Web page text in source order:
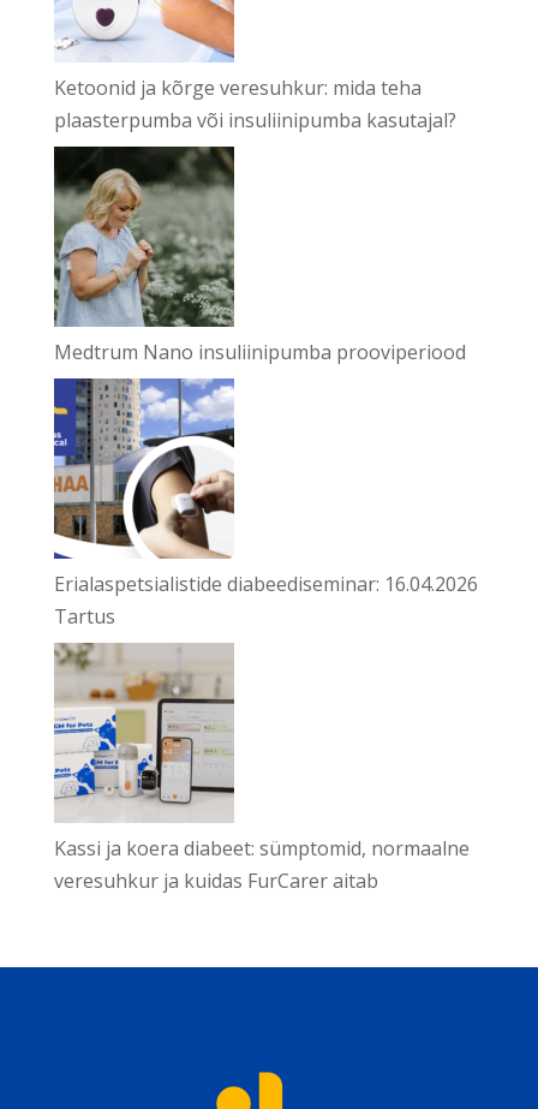
Ketoonid ja kõrge veresuhkur: mida teha
plaasterpumba või insuliinipumba kasutajal?
Medtrum Nano insuliinipumba prooviperiood
Erialaspetsialistide diabeediseminar: 16.04.2026
Tartus
Kassi ja koera diabeet: sümptomid, normaalne
veresuhkur ja kuidas FurCarer aitab